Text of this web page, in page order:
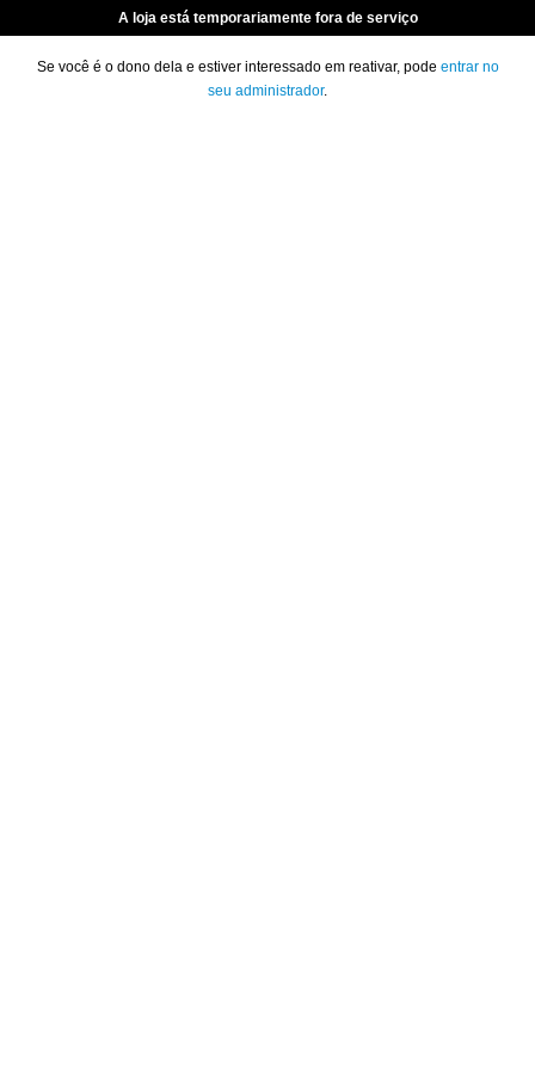
A loja está temporariamente fora de serviço
Se você é o dono dela e estiver interessado em reativar, pode entrar no
seu administrador.